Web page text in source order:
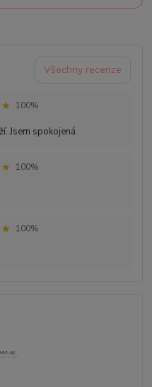
Všechny recenze
100%
Jsem spokojená.
100%
100%